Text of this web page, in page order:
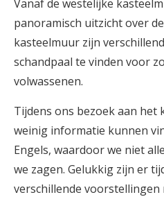
Vanaf de westelijke
panoramisch uitzicht over
kasteelmuur zijn
schandpaal te vinden voor
volwassenen.
Tijdens ons bezoek aan het
weinig informatie kunnen
Engels, waardoor we niet
we zagen. Gelukkig zijn er
verschillende